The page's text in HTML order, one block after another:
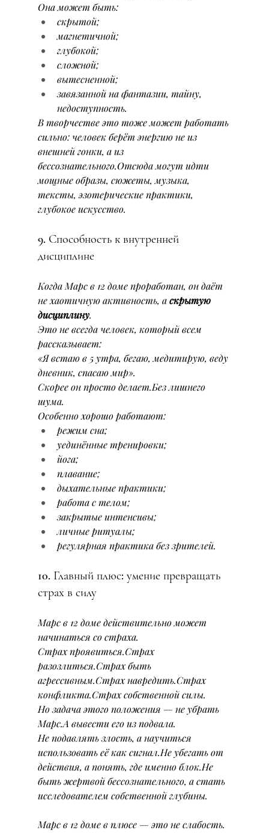
Она может быть:
скрытой;
магнетичной;
глубокой;
сложной;
вытесненной;
завязанной на фантазии, тайну,
недоступность.
В творчестве это тоже может работать
сильно: человек берёт энергию не из
внешней гонки, а из
бессознательного.Отсюда могут идти
мощные образы, сюжеты, музыка,
тексты, эзотерические практики,
глубокое искусство.
9. Способность к внутренней
дисциплине
Когда Марс в 12 доме проработан, он даёт
не хаотичную активность, а скрытую
дисциплину.
Это не всегда человек, который всем
рассказывает:
«Я встаю в 5 утра, бегаю, медитирую, веду
дневник, спасаю мир».
Скорее он просто делает.Без лишнего
шума.
Особенно хорошо работают:
режим сна;
уединённые тренировки;
йога;
плавание;
дыхательные практики;
работа с телом;
закрытые интенсивы;
личные ритуалы;
регулярная практика без зрителей.
10. Главный плюс: умение превращать
страх в силу
Марс в 12 доме действительно может
начинаться со страха.
Страх проявиться.Страх
разозлиться.Страх быть
агрессивным.Страх навредить.Страх
конфликта.Страх собственной силы.
Но задача этого положения — не убрать
Марс.А вывести его из подвала.
Не подавлять злость, а научиться
использовать её как сигнал.Не убегать от
действия, а понять, где именно блок.Не
быть жертвой бессознательного, а стать
исследователем собственной глубины.
Марс в 12 доме в плюсе — это не слабость.